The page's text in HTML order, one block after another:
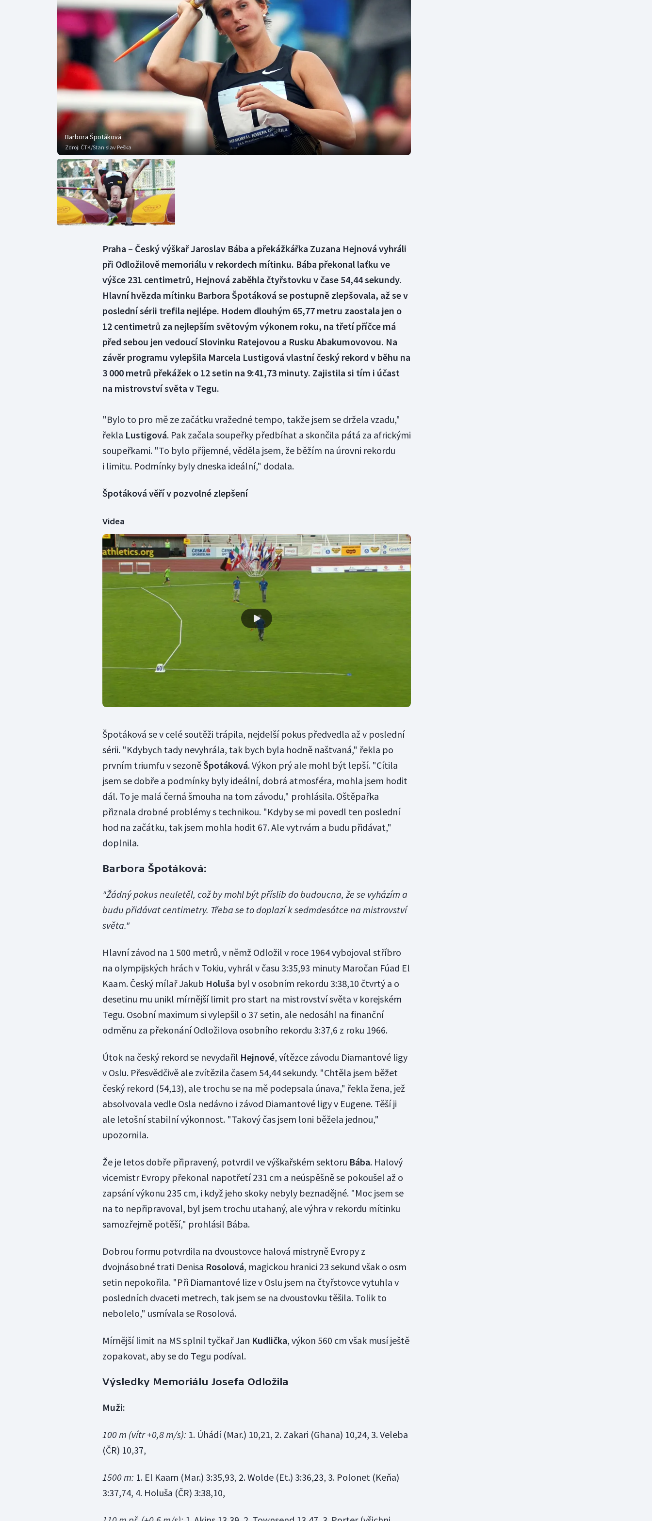
Dostihy
Florbal
Futsal
Golf
Gymnastika
Moderní pětiboj
Motorsport
Olympijské hry
Parasport
Plavání
Plážový volejbal
Triatlon
Vodní slalom
Ostatní
Barbora Špotáková
Zdroj: ČTK/Stanislav Peška
Praha – Český výškař Jaroslav Bába a překážkářka Zuzana Hejnová vyhráli
při Odložilově memoriálu v rekordech mítinku. Bába překonal laťku ve
výšce 231 centimetrů, Hejnová zaběhla čtyřstovku v čase 54,44 sekundy.
Hlavní hvězda mítinku Barbora Špotáková se postupně zlepšovala, až se v
poslední sérii trefila nejlépe. Hodem dlouhým 65,77 metru zaostala jen o
12 centimetrů za nejlepším světovým výkonem roku, na třetí příčce má
před sebou jen vedoucí Slovinku Ratejovou a Rusku Abakumovovou. Na
závěr programu vylepšila Marcela Lustigová vlastní český rekord v běhu na
3 000 metrů překážek o 12 setin na 9:41,73 minuty. Zajistila si tím i účast
na mistrovství světa v Tegu.
"Bylo to pro mě ze začátku vražedné tempo, takže jsem se držela vzadu,"
řekla Lustigová. Pak začala soupeřky předbíhat a skončila pátá za africkými
soupeřkami. "To bylo příjemné, věděla jsem, že běžím na úrovni rekordu
i limitu. Podmínky byly dneska ideální," dodala.
Špotáková věří v pozvolné zlepšení
Videa
Špotáková se v celé soutěži trápila, nejdelší pokus předvedla až v poslední
sérii. "Kdybych tady nevyhrála, tak bych byla hodně naštvaná," řekla po
prvním triumfu v sezoněŠpotáková. Výkon prý ale mohl být lepší. "Cítila
jsem se dobře a podmínky byly ideální, dobrá atmosféra, mohla jsem hodit
dál. To je malá černá šmouha na tom závodu," prohlásila. Oštěpařka
přiznala drobné problémy s technikou. "Kdyby se mi povedl ten poslední
hod na začátku, tak jsem mohla hodit 67. Ale vytrvám a budu přidávat,"
doplnila.
Barbora Špotáková:
"Žádný pokus neuletěl, což by mohl být příslib do budoucna, že se vyházím a
budu přidávat centimetry. Třeba se to doplazí k sedmdesátce na mistrovství
světa."
Hlavní závod na 1 500 metrů, v němž Odložil v roce 1964 vybojoval stříbro
na olympijských hrách v Tokiu, vyhrál v času 3:35,93 minuty Maročan Fúad El
Kaam. Český mílař Jakub Holuša byl v osobním rekordu 3:38,10 čtvrtý a o
desetinu mu unikl mírnější limit pro start na mistrovství světa v korejském
Tegu. Osobní maximum si vylepšil o 37 setin, ale nedosáhl na finanční
odměnu za překonání Odložilova osobního rekordu 3:37,6 z roku 1966.
Útok na český rekord se nevydařil Hejnové, vítězce závodu Diamantové ligy
v Oslu. Přesvědčivě ale zvítězila časem 54,44 sekundy. "Chtěla jsem běžet
český rekord (54,13), ale trochu se na mě podepsala únava," řekla žena, jež
absolvovala vedle Osla nedávno i závod Diamantové ligy v Eugene. Těší ji
ale letošní stabilní výkonnost. "Takový čas jsem loni běžela jednou,"
upozornila.
Že je letos dobře připravený, potvrdil ve výškařském sektoru Bába. Halový
vicemistr Evropy překonal napotřetí 231 cm a neúspěšně se pokoušel až o
zapsání výkonu 235 cm, i když jeho skoky nebyly beznadějné. "Moc jsem se
na to nepřipravoval, byl jsem trochu utahaný, ale výhra v rekordu mítinku
samozřejmě potěší," prohlásil Bába.
Dobrou formu potvrdila na dvoustovce halová mistryně Evropy z
dvojnásobné trati Denisa Rosolová, magickou hranici 23 sekund však o osm
setin nepokořila. "Při Diamantové lize v Oslu jsem na čtyřstovce vytuhla v
posledních dvaceti metrech, tak jsem se na dvoustovku těšila. Tolik to
nebolelo," usmívala se Rosolová.
Mírnější limit na MS splnil tyčkař Jan Kudlička, výkon 560 cm však musí ještě
zopakovat, aby se do Tegu podíval.
Výsledky Memoriálu Josefa Odložila
Muži:
100 m (vítr +0,8 m/s): 1. Úhádí (Mar.) 10,21, 2. Zakari (Ghana) 10,24, 3. Veleba
(ČR) 10,37,
1500 m: 1. El Kaam (Mar.) 3:35,93, 2. Wolde (Et.) 3:36,23, 3. Polonet (Keňa)
3:37,74, 4. Holuša (ČR) 3:38,10,